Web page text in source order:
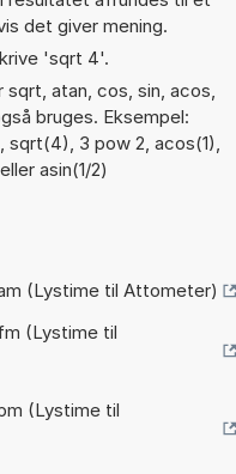
det giver mening.
'sqrt 4'.
atan, cos, sin, acos,
bruges. Eksempel:
3 pow 2, acos(1),
asin(1/2)
(Lystime til Attometer)
(Lystime til
(Lystime til